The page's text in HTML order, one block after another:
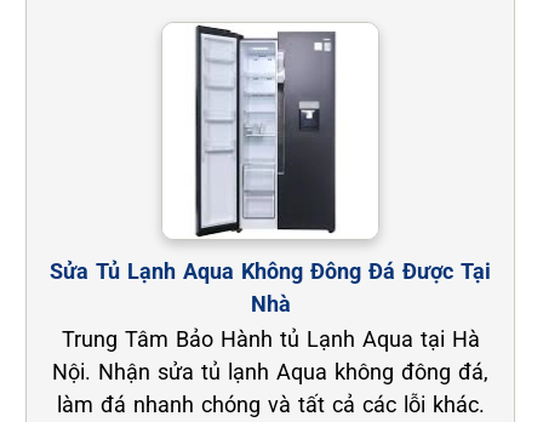
Sửa Tủ Lạnh Aqua Không Đông Đá Được Tại
Nhà
Trung Tâm Bảo Hành tủ Lạnh Aqua tại Hà
Nội. Nhận sửa tủ lạnh Aqua không đông đá,
làm đá nhanh chóng và tất cả các lỗi khác.